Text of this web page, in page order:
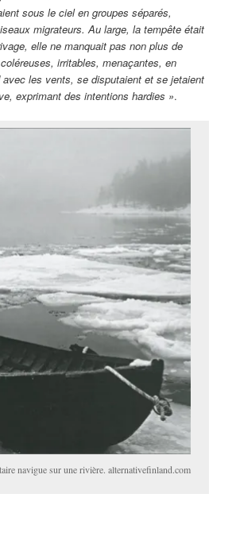
sous le ciel en groupes séparés,
migrateurs. Au large, la tempête était
elle ne manquait pas non plus de
irritables, menaçantes, en
avec les vents, se disputaient et se jetaient
exprimant des intentions hardies ».
navigue sur une rivière. alternativefinland.com